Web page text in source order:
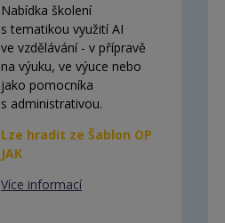
Nabídka školení
s tematikou využití AI
ve vzdělávání - v přípravě
na výuku, ve výuce nebo
jako pomocníka
s administrativou.
Lze hradit ze Šablon OP
JAK
Více informací